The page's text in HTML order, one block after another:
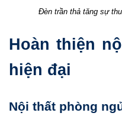
Đèn trần thả tăng sự
Hoàn thiện
hiện đại
Nội thất phòng